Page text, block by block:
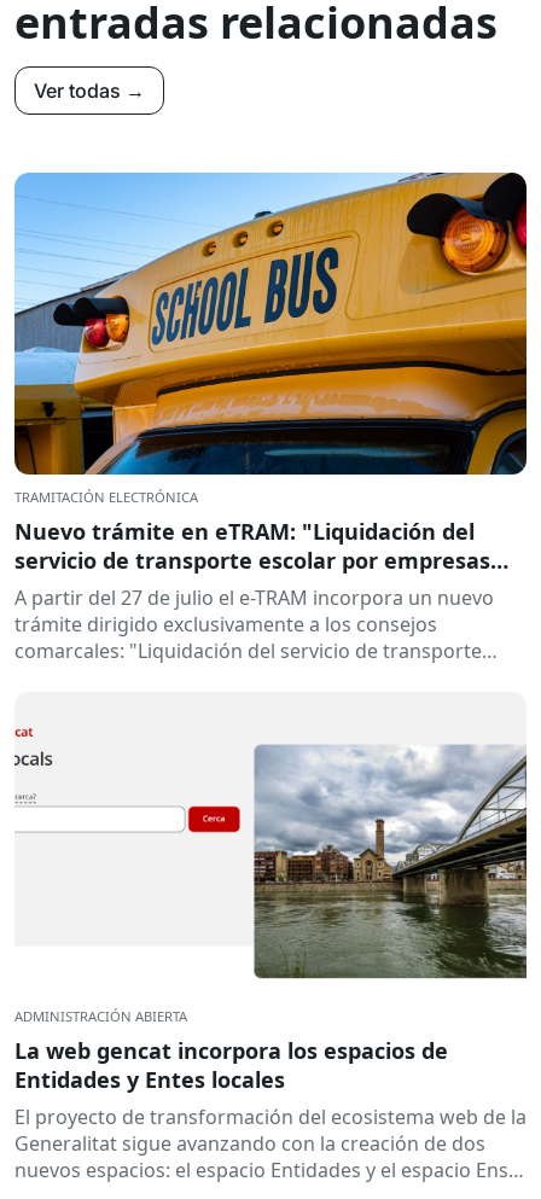
entradas relacionadas
Ver todas →
TRAMITACIÓN ELECTRÓNICA
Nuevo trámite en eTRAM: "Liquidación del
servicio de transporte escolar por empresas
concesionarias"
A partir del 27 de julio el e-TRAM incorpora un nuevo
trámite dirigido exclusivamente a los consejos
comarcales: "Liquidación del servicio de transporte
ADMINISTRACIÓN ABIERTA
La web gencat incorpora los espacios de
Entidades y Entes locales
El proyecto de transformación del ecosistema web de la
Generalitat sigue avanzando con la creación de dos
nuevos espacios: el espacio Entidades y el espacio Ens